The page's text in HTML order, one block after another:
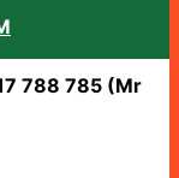
062 224 (Mr
788 785 (Mr